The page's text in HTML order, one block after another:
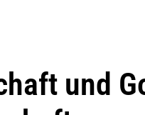
und